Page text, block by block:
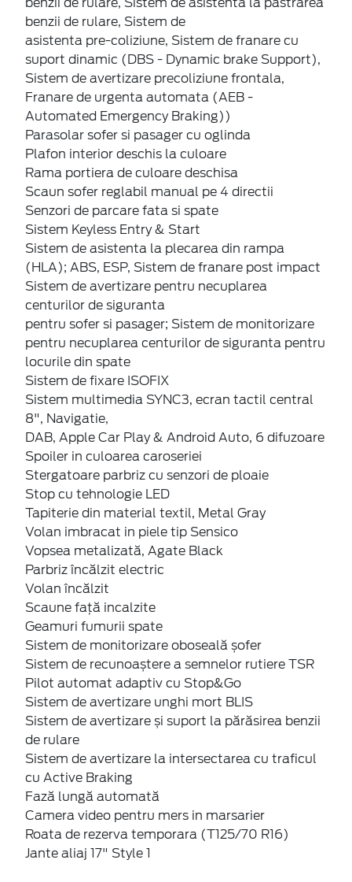
benzii de rulare, Sistem de
asistenta pre-coliziune, Sistem de franare cu
suport dinamic (DBS - Dynamic brake Support),
Sistem de avertizare precoliziune frontala,
Franare de urgenta automata (AEB -
Automated Emergency Braking))
Parasolar sofer si pasager cu oglinda
Plafon interior deschis la culoare
Rama portiera de culoare deschisa
Scaun sofer reglabil manual pe 4 directii
Senzori de parcare fata si spate
Sistem Keyless Entry & Start
Sistem de asistenta la plecarea din rampa
(HLA); ABS, ESP, Sistem de franare post impact
Sistem de avertizare pentru necuplarea
centurilor de siguranta
pentru sofer si pasager; Sistem de monitorizare
pentru necuplarea centurilor de siguranta pentru
locurile din spate
Sistem de fixare ISOFIX
Sistem multimedia SYNC3, ecran tactil central
8", Navigatie,
DAB, Apple Car Play & Android Auto, 6 difuzoare
Spoiler in culoarea caroseriei
Stergatoare parbriz cu senzori de ploaie
Stop cu tehnologie LED
Tapiterie din material textil, Metal Gray
Volan imbracat in piele tip Sensico
Vopsea metalizată, Agate Black
Parbriz încălzit electric
Volan încălzit
Scaune față incalzite
Geamuri fumurii spate
Sistem de monitorizare oboseală șofer
Sistem de recunoaștere a semnelor rutiere TSR
Pilot automat adaptiv cu Stop&Go
Sistem de avertizare unghi mort BLIS
Sistem de avertizare și suport la părăsirea benzii
de rulare
Sistem de avertizare la intersectarea cu traficul
cu Active Braking
Fază lungă automată
Camera video pentru mers in marsarier
Roata de rezerva temporara (T125/70 R16)
Jante aliaj 17" Style 1